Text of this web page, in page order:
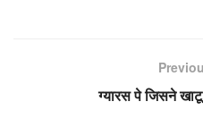
ग्यारस पे जिसने